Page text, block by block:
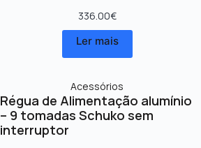
336.00€
Ler mais
Acessórios
Régua de Alimentação alumínio
– 9 tomadas Schuko sem
interruptor